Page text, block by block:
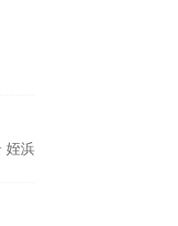
姪浜